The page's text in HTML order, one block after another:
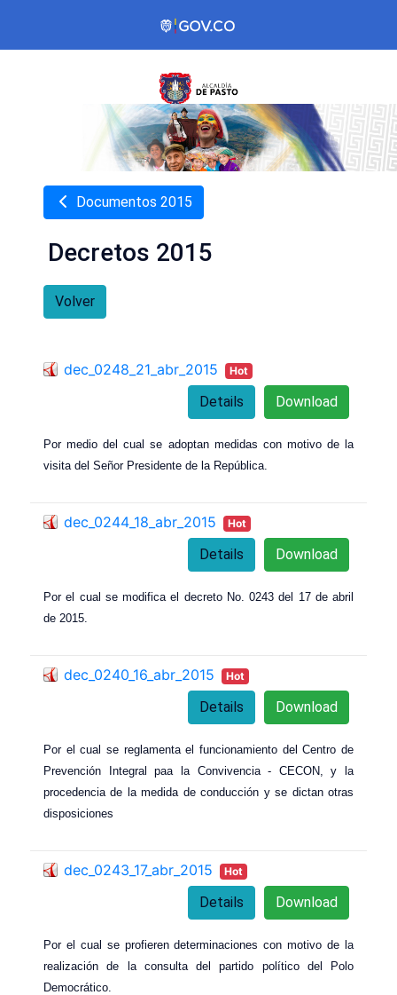
Documentos 2015
Decretos 2015
Volver
dec_0248_21_abr_2015 Hot
Download
Details
Por medio del cual se adoptan medidas con motivo de la
visita del Señor Presidente de la República.
dec_0244_18_abr_2015 Hot
Download
Details
Por el cual se modifica el decreto No. 0243 del 17 de abril
de 2015.
dec_0240_16_abr_2015 Hot
Download
Details
Por el cual se reglamenta el funcionamiento del Centro de
Prevención Integral paa la Convivencia - CECON, y la
procedencia de la medida de conducción y se dictan otras
disposiciones
dec_0243_17_abr_2015 Hot
Download
Details
Por el cual se profieren determinaciones con motivo de la
realización de la consulta del partido político del Polo
Democrático.